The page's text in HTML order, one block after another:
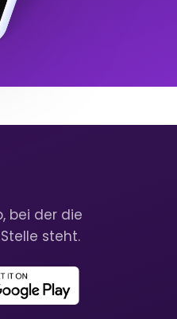
bei der die
steht.